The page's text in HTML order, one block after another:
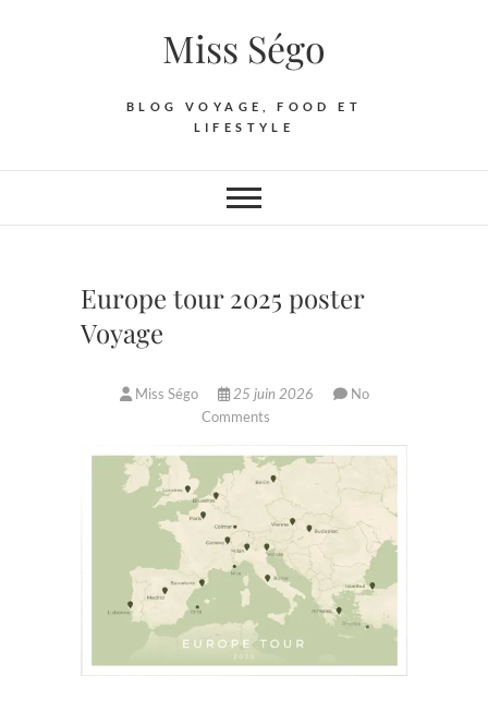
Miss Ségo
BLOG VOYAGE, FOOD ET
LIFESTYLE
Europe tour 2025 poster
Voyage
Miss Ségo 25 juin 2026
No
Comments